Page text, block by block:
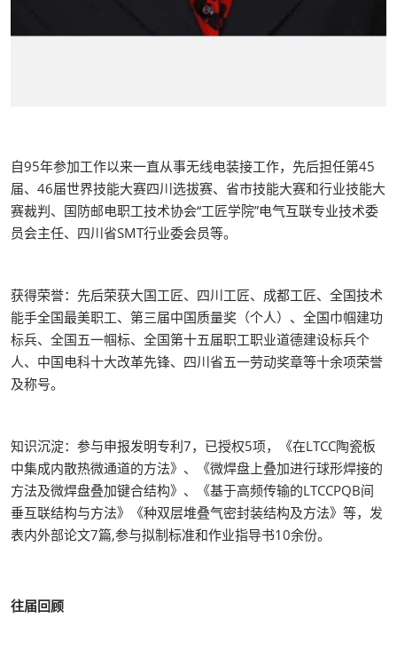
自95年参加工作以来一直从事无线电装接工作，先后担任第45
届、46届世界技能大赛四川选拔赛、省市技能大赛和行业技能大
赛裁判、国防邮电职工技术协会“工匠学院”电气互联专业技术委
员会主任、四川省SMT行业委会员等。
获得荣誉：先后荣获大国工匠、四川工匠、成都工匠、全国技术
能手全国最美职工、第三届中国质量奖（个人）、全国巾帼建功
标兵、全国五一帼标、全国第十五届职工职业道德建设标兵个
人、中国电科十大改革先锋、四川省五一劳动奖章等十余项荣誉
及称号。
知识沉淀：参与申报发明专利7，已授权5项，《在LTCC陶瓷板
中集成内散热微通道的方法》、《微焊盘上叠加进行球形焊接的
方法及微焊盘叠加键合结构》、《基于高频传输的LTCCPQB间
垂互联结构与方法》《种双层堆叠气密封装结构及方法》等，发
表内外部论文7篇,参与拟制标准和作业指导书10余份。
往届回顾